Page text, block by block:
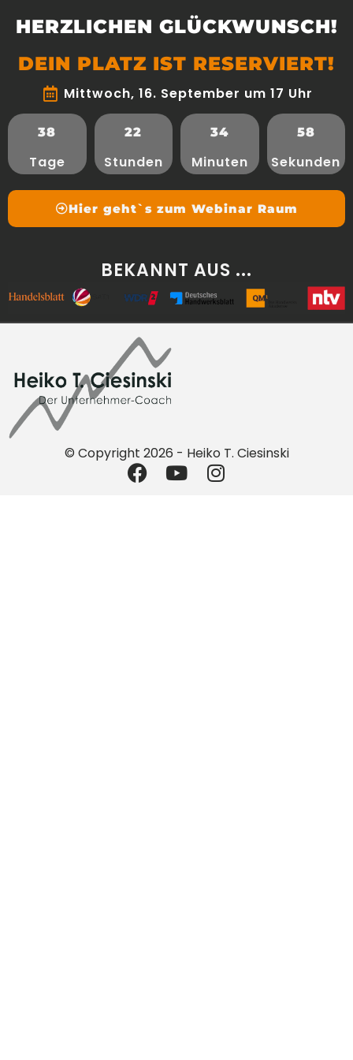
HERZLICHEN GLÜCKWUNSCH!
DEIN PLATZ IST RESERVIERT!
Mittwoch, 16. September um 17 Uhr
38
Tage
22
Stunden
34
Minuten
58
Sekunden
Hier geht`s zum Webinar Raum
BEKANNT AUS ...
© Copyright 2026 - Heiko T. Ciesinski